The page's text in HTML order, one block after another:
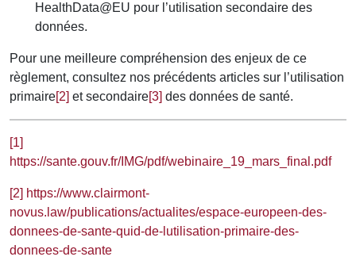
HealthData@EU pour l’utilisation secondaire des
données.
Pour une meilleure compréhension des enjeux de ce
règlement, consultez nos précédents articles sur l’utilisation
primaire[2] et secondaire[3] des données de santé.
[1]
https://sante.gouv.fr/IMG/pdf/webinaire_19_mars_final.pdf
[2] https://www.clairmont-
novus.law/publications/actualites/espace-europeen-des-
donnees-de-sante-quid-de-lutilisation-primaire-des-
donnees-de-sante